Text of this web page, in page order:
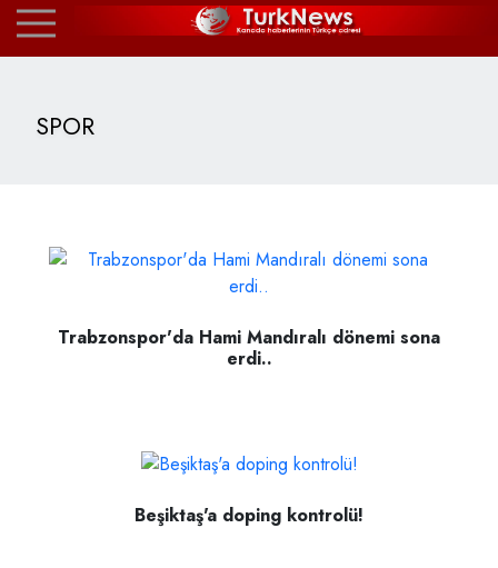
SPOR
Trabzonspor'da Hami Mandıralı dönemi sona
erdi..
Beşiktaş'a doping kontrolü!